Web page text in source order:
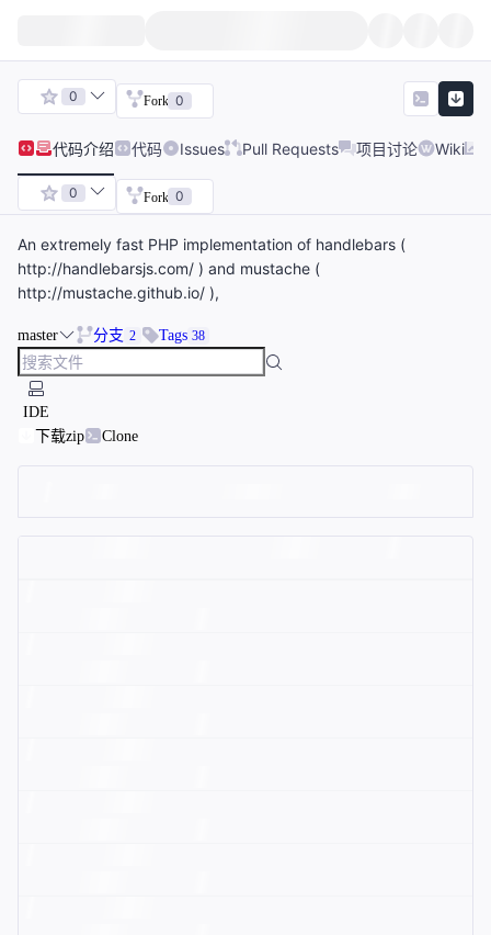
0 Fork 0
代码介绍 代码 Issues Pull Requests 项目讨论 Wiki
0 Fork 0
An extremely fast PHP implementation of handlebars (
http://handlebarsjs.com/ ) and mustache (
http://mustache.github.io/ ),
master 分支 2 Tags 38
IDE
下载zip
Clone